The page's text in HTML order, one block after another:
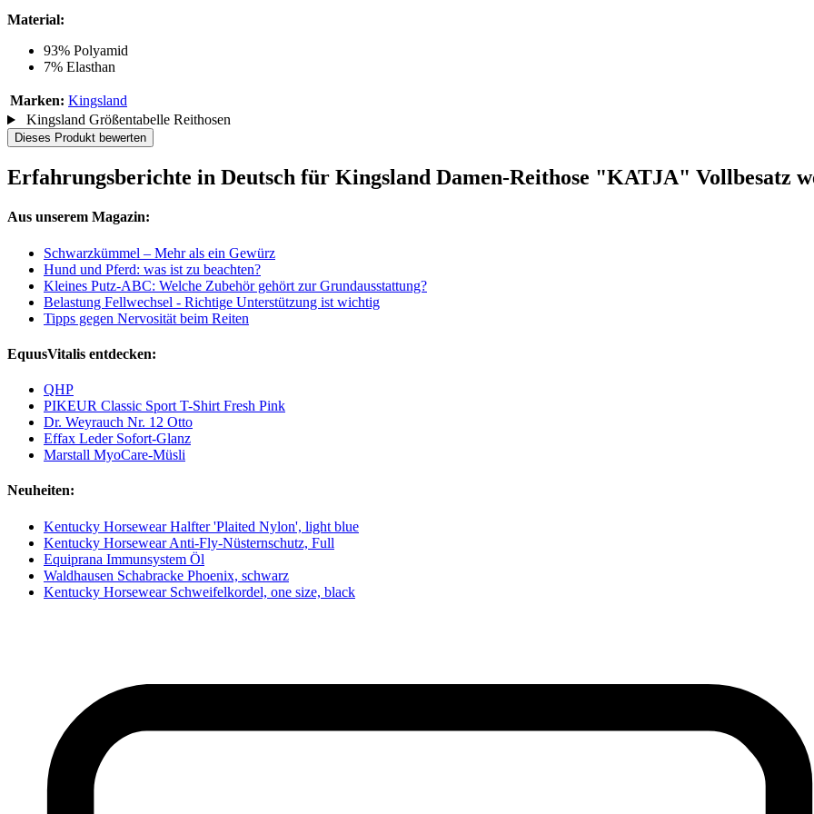
Material:
93% Polyamid
7% Elasthan
Marken: Kingsland
Kingsland Größentabelle Reithosen
Dieses Produkt bewerten
Erfahrungsberichte in Deutsch für Kingsland Damen-Reithose "KATJA" Vollbesatz
Aus unserem Magazin:
Schwarzkümmel – Mehr als ein Gewürz
Hund und Pferd: was ist zu beachten?
Kleines Putz-ABC: Welche Zubehör gehört zur Grundausstattung?
Belastung Fellwechsel - Richtige Unterstützung ist wichtig
Tipps gegen Nervosität beim Reiten
EquusVitalis entdecken:
QHP
PIKEUR Classic Sport T-Shirt Fresh Pink
Dr. Weyrauch Nr. 12 Otto
Effax Leder Sofort-Glanz
Marstall MyoCare-Müsli
Neuheiten:
Kentucky Horsewear Halfter 'Plaited Nylon', light blue
Kentucky Horsewear Anti-Fly-Nüsternschutz, Full
Equiprana Immunsystem Öl
Waldhausen Schabracke Phoenix, schwarz
Kentucky Horsewear Schweifelkordel, one size, black